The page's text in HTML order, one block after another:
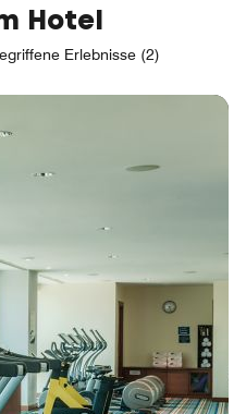
Hotel
Erlebnisse (2)